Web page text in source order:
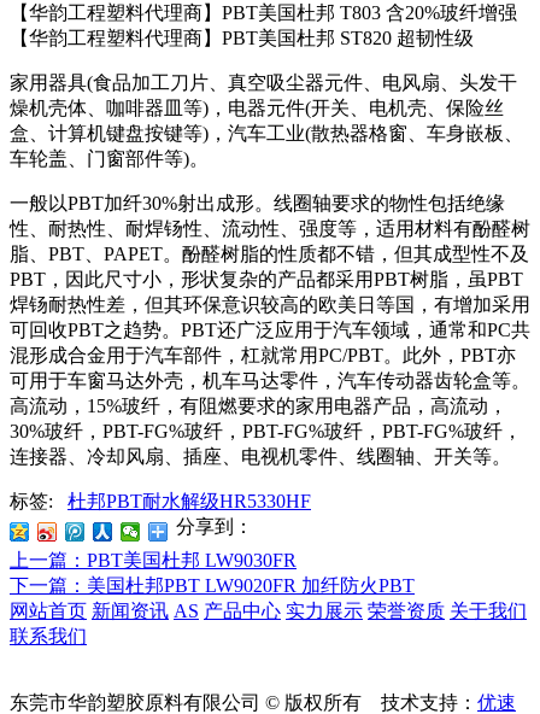
【华韵工程塑料代理商】PBT美国杜邦 T803 含20%玻纤增强
【华韵工程塑料代理商】PBT美国杜邦 ST820 超韧性级
家用器具(食品加工刀片、真空吸尘器元件、电风扇、头发干
燥机壳体、咖啡器皿等) ，电器元件(开关、电机壳、保险丝
盒、计算机键盘按键等) ，汽车工业(散热器格窗、车身嵌板、
车轮盖、门窗部件等)。
一般以PBT加纤30%射出成形。线圈轴要求的物性包括绝缘
性、耐热性、耐焊钖性、流动性、强度等，适用材料有酚醛树
脂、 PBT PAPET。酚醛树脂的性质都不错，但其成型性不及
PBT ，因此尺寸小，形状复杂的产品都采用PBT树脂，虽PBT
焊钖耐热性差，但其环保意识较高的欧美日等国，有增加采用
可回收PBT之趋势。 PBT还广泛应用于汽车领域，通常和PC共
混形成合金用于汽车部件，杠就常用PC/PBT。此外， PBT亦
可用于车窗马达外壳，机车马达零件，汽车传动器齿轮盒等。
高流动， 15%玻纤，有阻燃要求的家用电器产品，高流动，
30%玻纤， PBT-FG%玻纤， PBT-FG%玻纤， PBT-FG%玻纤，
连接器、冷却风扇、插座、电视机零件、线圈轴、开关等。
标签: 杜邦PBT耐水解级HR5330HF
分享到：
上一篇 ：PBT美国杜邦 LW9030FR
下一篇 ：美国杜邦PBT LW9020FR 加纤防火PBT
网站首页 新闻资讯 AS 产品中心 实力展示 荣誉资质 关于我们
联系我们
东莞市华韵塑胶原料有限公司 © 版权所有 技术支持： 优速